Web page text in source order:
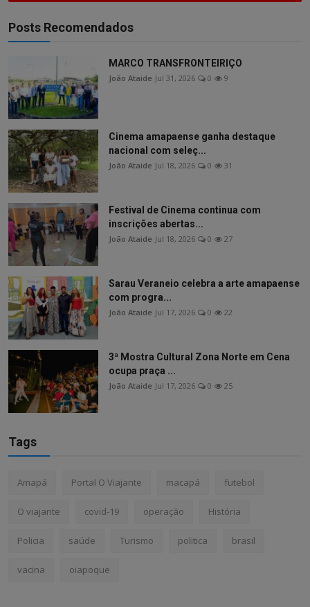
Posts Recomendados
MARCO TRANSFRONTEIRIÇO
João Ataide Jul 31, 2026 0 9
Cinema amapaense ganha destaque
nacional com seleç...
João Ataide Jul 18, 2026 0 31
Festival de Cinema continua com
inscrições abertas...
João Ataide Jul 18, 2026 0 27
Sarau Veraneio celebra a arte amapaense
com progra...
João Ataide Jul 17, 2026 0 22
3ª Mostra Cultural Zona Norte em Cena
ocupa praça ...
João Ataide Jul 17, 2026 0 25
Tags
Amapá Portal O Viajante macapá futebol
O viajante covid-19 operação História
Policia saúde Turismo politica brasil
vacina oiapoque